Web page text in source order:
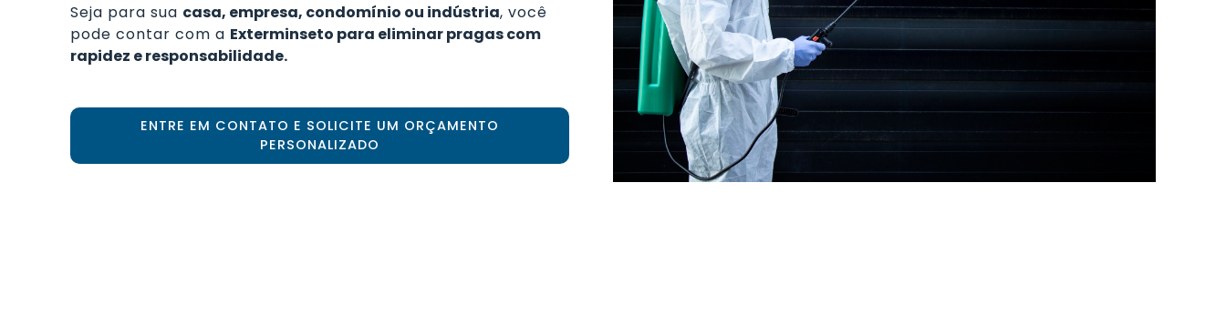
Seja para sua casa, empresa, condomínio ou indústria, você
pode contar com a Exterminseto para eliminar pragas com
rapidez e responsabilidade.
ENTRE EM CONTATO E SOLICITE UM ORÇAMENTO
PERSONALIZADO